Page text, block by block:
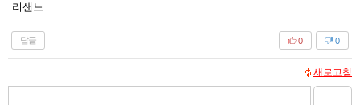
리샌느
답글 0
0
새로고침